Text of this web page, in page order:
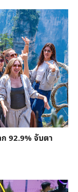
92.9% จับตา